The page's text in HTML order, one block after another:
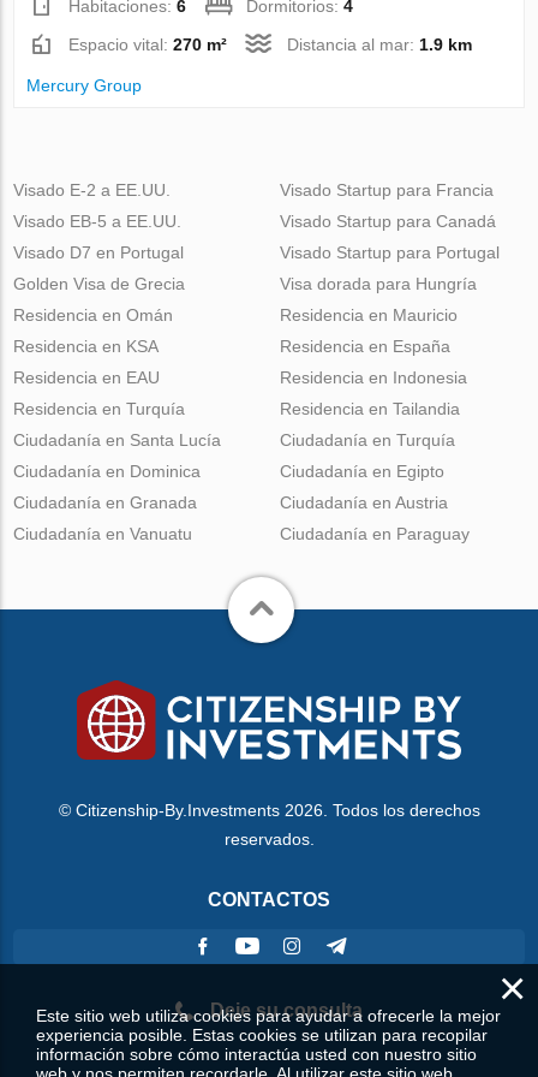
Habitaciones:6 Dormitorios:4
Espacio vital:270 m² Distancia al mar: 1.9 km
Mercury Group
Visado E-2 a EE.UU.
Visado EB-5 a EE.UU.
Visado D7 en Portugal
Golden Visa de Grecia
Visado Startup para Francia
Visado Startup para Canadá
Visado Startup para Portugal
Visa dorada para Hungría
Residencia en Omán
Residencia en KSA
Residencia en EAU
Residencia en Turquía
Residencia en Mauricio
Residencia en España
Residencia en Indonesia
Residencia en Tailandia
Ciudadanía en Santa Lucía
Ciudadanía en Dominica
Ciudadanía en Granada
Ciudadanía en Vanuatu
Ciudadanía en Turquía
Ciudadanía en Egipto
Ciudadanía en Austria
Ciudadanía en Paraguay
© Citizenship-By.Investments 2026. Todos los derechos
reservados.
CONTACTOS
Deje su consulta ×
Este sitio web utiliza cookies para ayudar a ofrecerle la mejor
experiencia posible. Estas cookies se utilizan para recopilar
información sobre cómo interactúa usted con nuestro sitio